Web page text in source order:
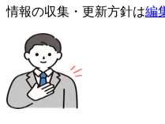
情報の収集・更新方針は編